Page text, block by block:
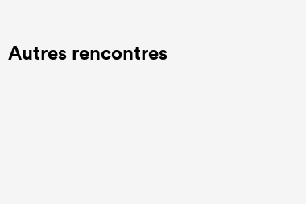
Autres rencontres